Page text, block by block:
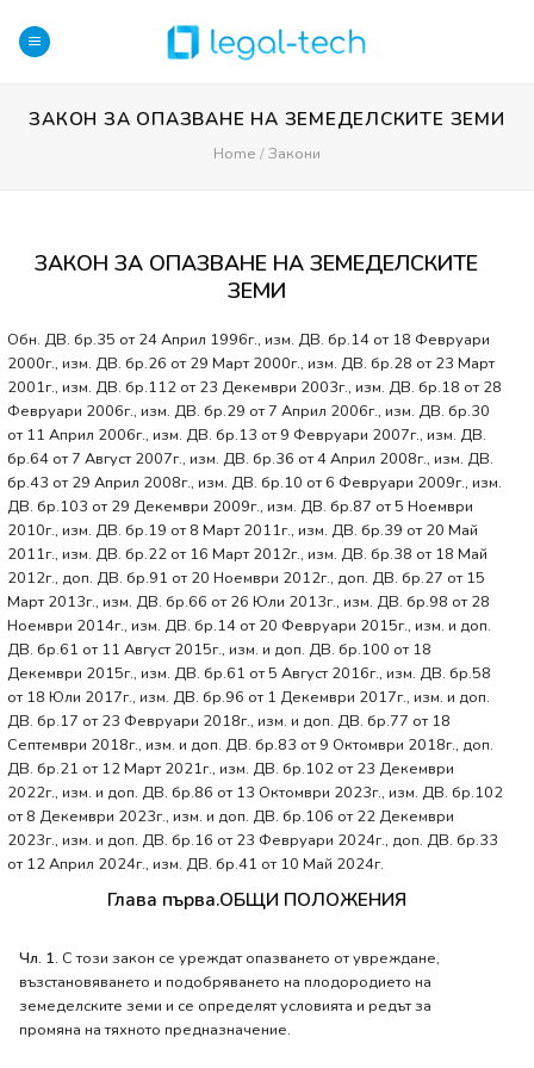
content
ЗАКОН ЗА ОПАЗВАНЕ НА ЗЕМЕДЕЛСКИТЕ ЗЕМИ
Home / Закони
ЗАКОН ЗА ОПАЗВАНЕ НА ЗЕМЕДЕЛСКИТЕ
ЗЕМИ
Обн. ДВ. бр.35 от 24 Април 1996г., изм. ДВ. бр.14 от 18 Февруари
2000г., изм. ДВ. бр.26 от 29 Март 2000г., изм. ДВ. бр.28 от 23 Март
2001г., изм. ДВ. бр.112 от 23 Декември 2003г., изм. ДВ. бр.18 от 28
Февруари 2006г., изм. ДВ. бр.29 от 7 Април 2006г., изм. ДВ. бр.30
от 11 Април 2006г., изм. ДВ. бр.13 от 9 Февруари 2007г., изм. ДВ.
бр.64 от 7 Август 2007г., изм. ДВ. бр.36 от 4 Април 2008г., изм. ДВ.
бр.43 от 29 Април 2008г., изм. ДВ. бр.10 от 6 Февруари 2009г., изм.
ДВ. бр.103 от 29 Декември 2009г., изм. ДВ. бр.87 от 5 Ноември
2010г., изм. ДВ. бр.19 от 8 Март 2011г., изм. ДВ. бр.39 от 20 Май
2011г., изм. ДВ. бр.22 от 16 Март 2012г., изм. ДВ. бр.38 от 18 Май
2012г., доп. ДВ. бр.91 от 20 Ноември 2012г., доп. ДВ. бр.27 от 15
Март 2013г., изм. ДВ. бр.66 от 26 Юли 2013г., изм. ДВ. бр.98 от 28
Ноември 2014г., изм. ДВ. бр.14 от 20 Февруари 2015г., изм. и доп.
ДВ. бр.61 от 11 Август 2015г., изм. и доп. ДВ. бр.100 от 18
Декември 2015г., изм. ДВ. бр.61 от 5 Август 2016г., изм. ДВ. бр.58
от 18 Юли 2017г., изм. ДВ. бр.96 от 1 Декември 2017г., изм. и доп.
ДВ. бр.17 от 23 Февруари 2018г., изм. и доп. ДВ. бр.77 от 18
Септември 2018г., изм. и доп. ДВ. бр.83 от 9 Октомври 2018г., доп.
ДВ. бр.21 от 12 Март 2021г., изм. ДВ. бр.102 от 23 Декември
2022г., изм. и доп. ДВ. бр.86 от 13 Октомври 2023г., изм. ДВ. бр.102
от 8 Декември 2023г., изм. и доп. ДВ. бр.106 от 22 Декември
2023г., изм. и доп. ДВ. бр.16 от 23 Февруари 2024г., доп. ДВ. бр.33
от 12 Април 2024г., изм. ДВ. бр.41 от 10 Май 2024г.
Глава първа.ОБЩИ ПОЛОЖЕНИЯ
Чл. 1. С този закон се уреждат опазването от увреждане,
възстановяването и подобряването на плодородието на
земеделските земи и се определят условията и редът за
промяна на тяхното предназначение.